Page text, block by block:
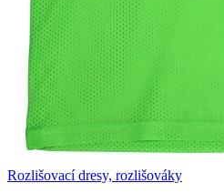
Rozlišovací dresy, rozlišováky